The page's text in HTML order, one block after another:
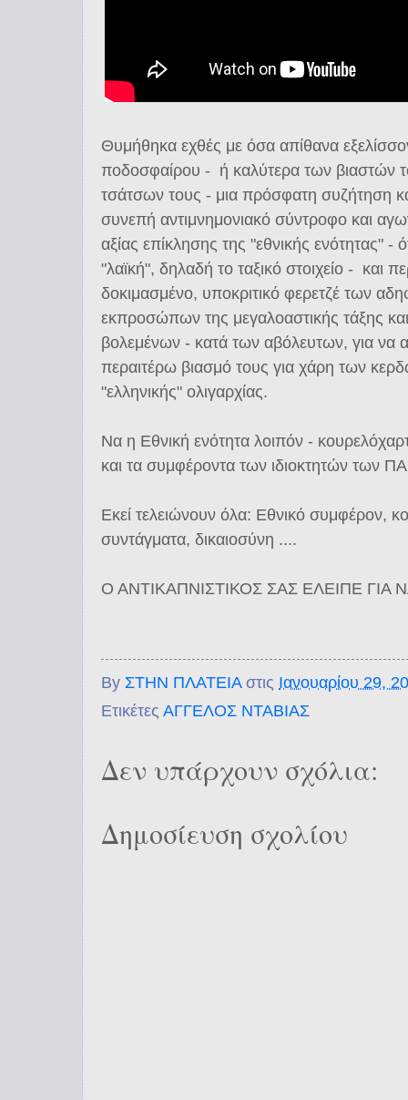
Θυμήθηκα εχθές με όσα απίθανα
ποδοσφαίρου - ή καλύτερα των βιαστών
τσάτσων τους - μια πρόσφατη συζήτηση
συνεπή αντιμνημονιακό σύντροφο και
αξίας επίκλησης της "εθνικής ενότητας" -
"λαϊκή", δηλαδή το ταξικό στοιχείο - και
δοκιμασμένο, υποκριτικό φερετζέ των
εκπροσώπων της μεγαλοαστικής τάξης
βολεμένων - κατά των αβόλευτων, για να
περαιτέρω βιασμό τους για χάρη των
"ελληνικής" ολιγαρχίας.
Να η Εθνική ενότητα λοιπόν -
και τα συμφέροντα των ιδιοκτητών των
Εκεί τελειώνουν όλα: Εθνικό συμφέρον,
συντάγματα, δικαιοσύνη ....
Ο ΑΝΤΙΚΑΠΝΙΣΤΙΚΟΣ ΣΑΣ ΕΛΕΙΠΕ ΓΙΑ
By ΣΤΗΝ ΠΛΑΤΕΙΑ στις Ιανουαρίου 29,
Ετικέτες ΑΓΓΕΛΟΣ ΝΤΑΒΙΑΣ
Δεν υπάρχουν σχόλια:
Δημοσίευση σχολίου